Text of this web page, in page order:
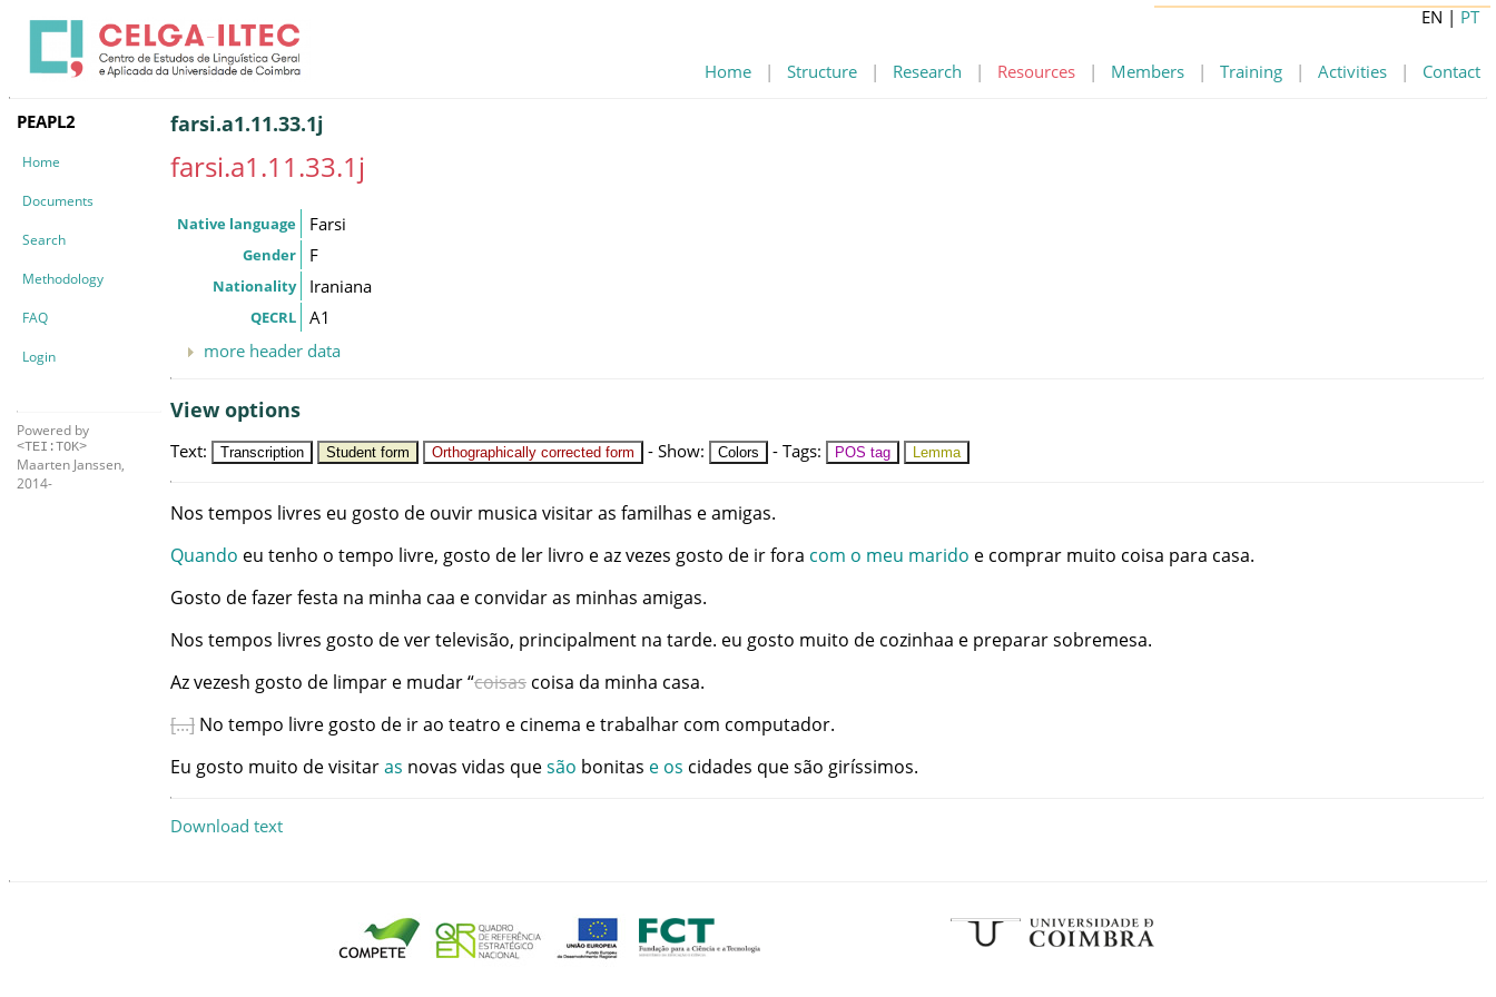
Home | Structure | Research | Resources | Members | Training | Activities | Contact
EN | PT
PEAPL2
Home
Documents
Search
Methodology
FAQ
Login
Powered by
<TEI:TOK>
Maarten Janssen,
2014-
farsi.a1.11.33.1j
farsi.a1.11.33.1j
Native language Farsi
Gender F
Nationality Iraniana
QECRL
A1
more header data
View options
Text: Transcription Student form Orthographically corrected form - Show: Colors - Tags: POS tag Lemma
Nos tempos livres eu gosto de ouvir musica visitaras familhas eamigas.
Quando eu tenho o tempo livre, gosto de ler livro eazvezes gosto de irfora com o meu marido e comprar muito coisa para casa.
Gosto defazerfesta na minha caa e convidaras minhas amigas.
Nos tempos livres gosto devertelevisão, principalment na tarde. eu gosto muito de cozinhaa e prepararsobremesa.
Azvezesh gosto de limpar e mudar“coisas coisa da minha casa.
No tempo livre gosto de irao teatro e cinema etrabalhar com computador.
Eu gosto muito devisitaras novas vidas quesão bonitas e os cidades quesão giríssimos.
Download text